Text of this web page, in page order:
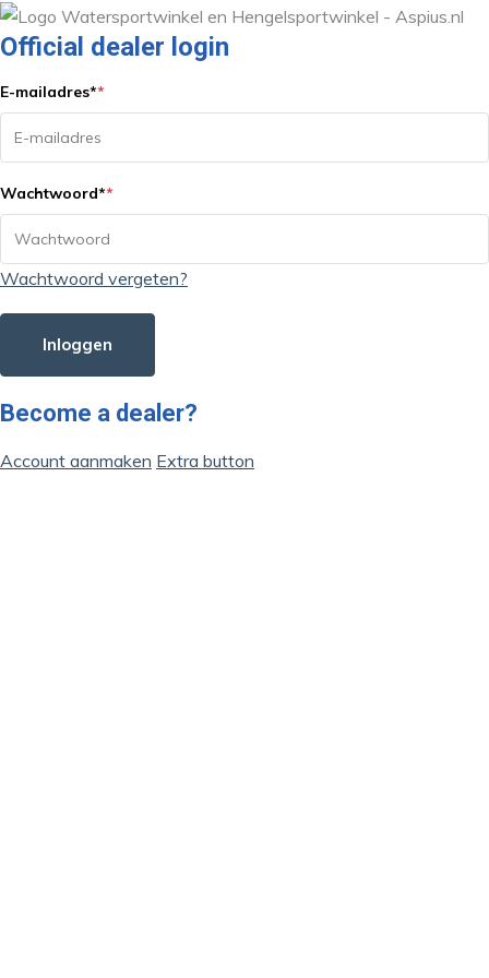
Official dealer login
E-mailadres**
Wachtwoord**
Wachtwoord vergeten?
Inloggen
Become a dealer?
Account aanmaken Extra button